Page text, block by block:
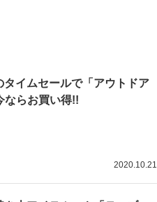
イムセールで「アウトドア
ならお買い得!!
2020.10.21